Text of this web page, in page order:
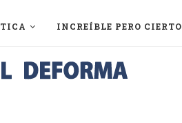
INCREÍBLE PERO CIERTO